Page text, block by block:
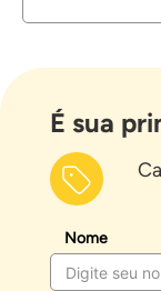
É sua
Nome